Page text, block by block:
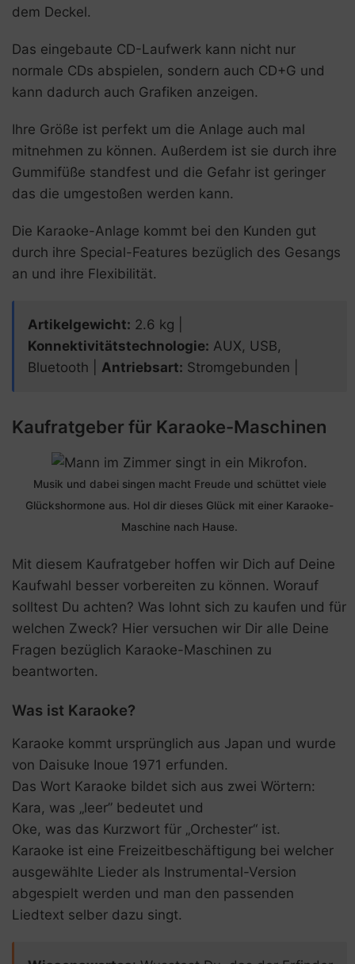
dem Deckel.
Das eingebaute CD-Laufwerk kann nicht nur
normale CDs abspielen, sondern auch CD+G und
kann dadurch auch Grafiken anzeigen.
Ihre Größe ist perfekt um die Anlage auch mal
mitnehmen zu können. Außerdem ist sie durch ihre
Gummifüße standfest und die Gefahr ist geringer
das die umgestoßen werden kann.
Die Karaoke-Anlage kommt bei den Kunden gut
durch ihre Special-Features bezüglich des Gesangs
an und ihre Flexibilität.
Artikelgewicht: ‎2.6 kg |
Konnektivitätstechnologie: AUX, USB,
Bluetooth | Antriebsart: Stromgebunden |
Kaufratgeber für Karaoke-Maschinen
Musik und dabei singen macht Freude und schüttet viele
Glückshormone aus. Hol dir dieses Glück mit einer Karaoke-
Maschine nach Hause.
Mit diesem Kaufratgeber hoffen wir Dich auf Deine
Kaufwahl besser vorbereiten zu können. Worauf
solltest Du achten? Was lohnt sich zu kaufen und für
welchen Zweck? Hier versuchen wir Dir alle Deine
Fragen bezüglich Karaoke-Maschinen zu
beantworten.
Was ist Karaoke?
Karaoke kommt ursprünglich aus Japan und wurde
von Daisuke Inoue 1971 erfunden.
Das Wort Karaoke bildet sich aus zwei Wörtern:
Kara, was „leer” bedeutet und
Oke, was das Kurzwort für „Orchester“ ist.
Karaoke ist eine Freizeitbeschäftigung bei welcher
ausgewählte Lieder als Instrumental-Version
abgespielt werden und man den passenden
Liedtext selber dazu singt.